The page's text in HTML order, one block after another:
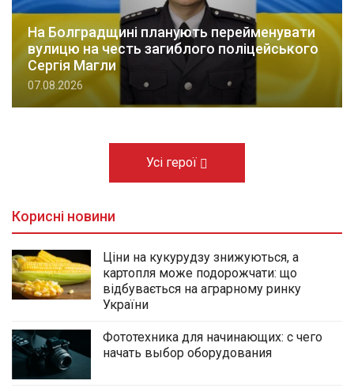
На Болградщині планують перейменувати
вулицю на честь загиблого поліцейського
Сергія Магли
07.08.2026
Усі герої
Корисні новини
Ціни на кукурудзу знижуються, а
картопля може подорожчати: що
відбувається на аграрному ринку
України
Фототехника для начинающих: с чего
начать выбор оборудования